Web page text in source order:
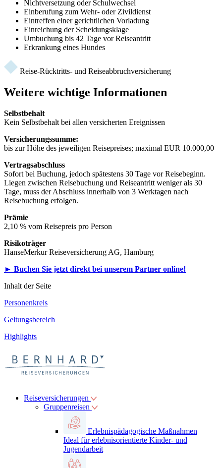
Nichtversetzung oder Schulwechsel
Einberufung zum Wehr- oder Zivildienst
Eintreffen einer gerichtlichen Vorladung
Einreichung der Scheidungsklage
Umbuchung bis 42 Tage vor Reiseantritt
Erkrankung eines Hundes
Reise-Rücktritts- und Reiseabbruchversicherung
Weitere wichtige Informationen
Selbstbehalt
Kein Selbstbehalt bei allen versicherten Ereignissen
Versicherungssumme:
bis zur Höhe des jeweiligen Reisepreises; maximal EUR 10.000,00
Vertragsabschluss
Sofort bei Buchung, jedoch spätestens 30 Tage vor Reisebeginn.
Liegen zwischen Reisebuchung und Reiseantritt weniger als 30
Tage, muss der Abschluss innerhalb von 3 Werktagen nach
Reisebuchung erfolgen.
Prämie
2,10 % vom Reisepreis pro Person
Risikoträger
HanseMerkur Reiseversicherung AG, Hamburg
► Buchen Sie jetzt direkt bei unserem Partner online!
Inhalt der Seite
Personenkreis
Geltungsbereich
Highlights
Reiseversicherungen
Gruppenreisen
Erlebnispädagogische Maßnahmen
Ideal für erlebnisorientierte Kinder- und
Jugendarbeit